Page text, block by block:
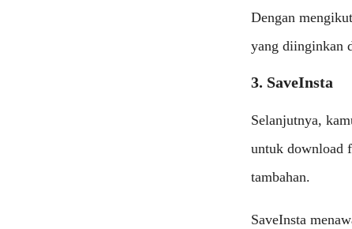
Dengan
yang diinginkan
3. SaveInsta
Selanjutnya,
untuk download
tambahan.
SaveInsta